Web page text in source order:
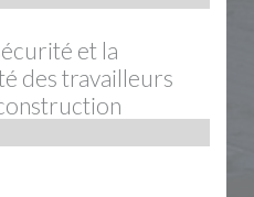
et la
des travailleurs